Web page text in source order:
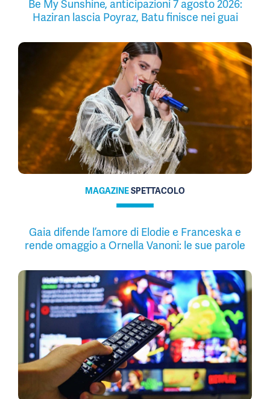
Be My Sunshine, anticipazioni 7 agosto 2026:
Haziran lascia Poyraz, Batu finisce nei guai
MAGAZINESPETTACOLO
Gaia difende l’amore di Elodie e Franceska e
rende omaggio a Ornella Vanoni: le sue parole